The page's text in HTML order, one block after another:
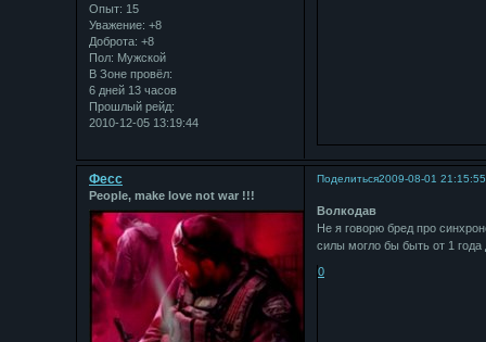
Опыт: 15
Уважение: +8
Доброта: +8
Пол: Мужской
В Зоне провёл:
6 дней 13 часов
Прошлый рейд:
2010-12-05 13:19:44
Поделиться2009-08-01 21:15:55
Фесс
People, make love not war !!!
Bолкодав
Не я говорю бред про
силы могло бы быть от 1
0